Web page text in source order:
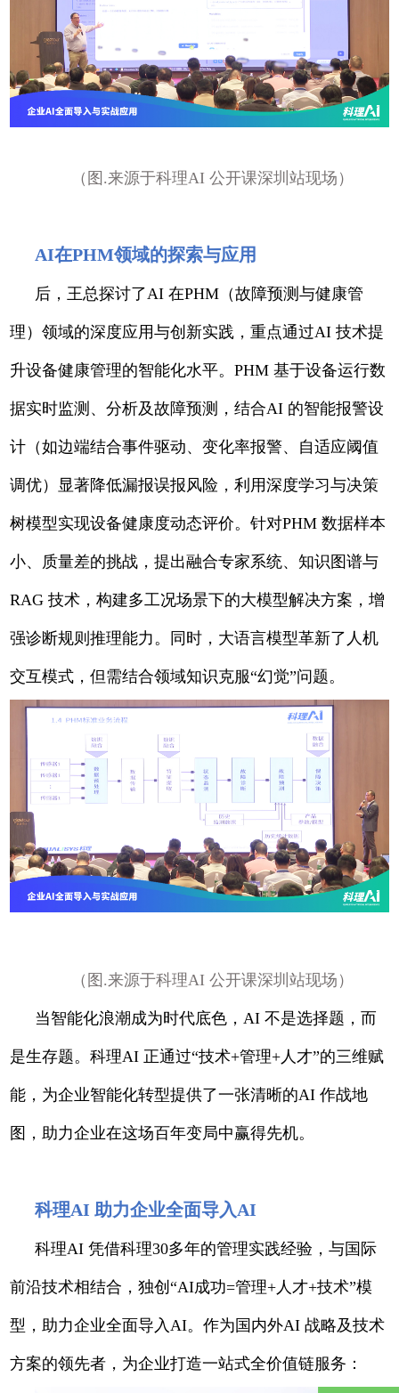
（图.来源于科理AI 公开课深圳站现场）
AI在PHM领域的探索与应用
后，王总探讨了AI 在PHM（故障预测与健康管
理）领域的深度应用与创新实践，重点通过AI 技术提
升设备健康管理的智能化水平。PHM 基于设备运行数
据实时监测、分析及故障预测，结合AI 的智能报警设
计（如边端结合事件驱动、变化率报警、自适应阈值
调优）显著降低漏报误报风险，利用深度学习与决策
树模型实现设备健康度动态评价。针对PHM 数据样本
小、质量差的挑战，提出融合专家系统、知识图谱与
RAG 技术，构建多工况场景下的大模型解决方案，增
强诊断规则推理能力。同时，大语言模型革新了人机
交互模式，但需结合领域知识克服“幻觉”问题。
（图.来源于科理AI 公开课深圳站现场）
当智能化浪潮成为时代底色，AI 不是选择题，而
是生存题。科理AI 正通过“技术+管理+人才”的三维赋
能，为企业智能化转型提供了一张清晰的AI 作战地
图，助力企业在这场百年变局中赢得先机。
科理AI 助力企业全面导入AI
科理AI 凭借科理30多年的管理实践经验，与国际
前沿技术相结合，独创“AI成功=管理+人才+技术”模
型，助力企业全面导入AI。作为国内外AI 战略及技术
方案的领先者，为企业打造一站式全价值链服务：